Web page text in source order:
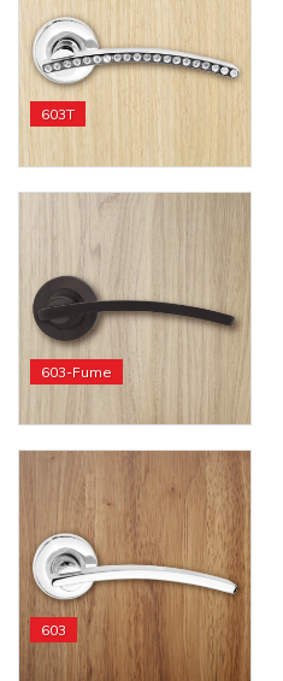
603T
603-Fume
603